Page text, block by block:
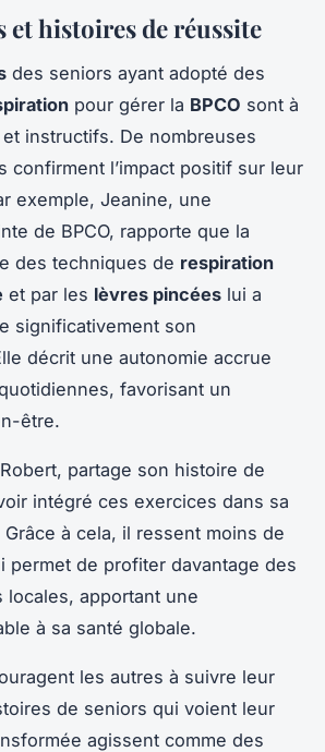
et histoires de réussite
des seniors ayant adopté des
pour gérer la BPCO sont à
instructifs. De nombreuses
confirment l’impact positif sur leur
exemple, Jeanine, une
de BPCO, rapporte que la
des techniques de respiration
et par les lèvres pincées lui a
significativement son
décrit une autonomie accrue
favorisant un
être.
partage son histoire de
intégré ces exercices dans sa
à cela, il ressent moins de
permet de profiter davantage des
locales, apportant une
à sa santé globale.
les autres à suivre leur
de seniors qui voient leur
agissent comme des